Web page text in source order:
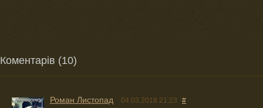
Коментарів (10)
Роман Листопад 04.03.2018 21:23
#